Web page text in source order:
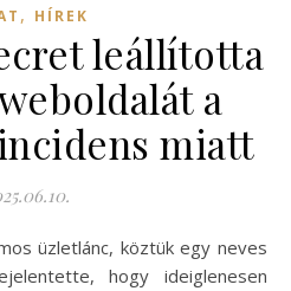
, HÍREK
leállította
a
miatt
hogy ideiglenesen